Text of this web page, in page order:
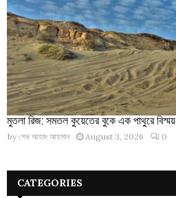
মুতলা রিজ: সমতল কুয়েতের বুকে এক পাথুরে বিস্ময়
by শেখ আহাদ আহসান August 3, 2026 0
CATEGORIES